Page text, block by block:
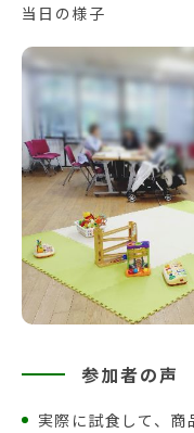
当日の様子
参加者の声
実際に試食して、商